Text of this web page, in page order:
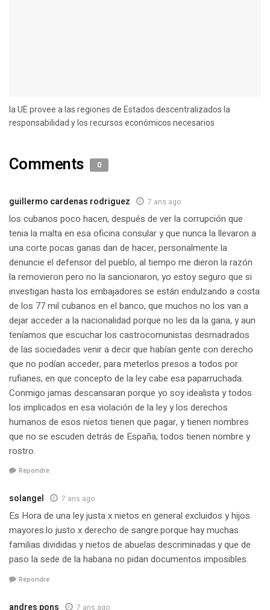
la UE provee a las regiones de Estados descentralizados la
responsabilidad y los recursos económicos necesarios
Comments 0
guillermo cardenas rodriguez 7 ans ago
los cubanos poco hacen, después de ver la corrupción que
tenia la malta en esa oficina consular y que nunca la llevaron a
una corte pocas ganas dan de hacer, personalmente la
denuncie el defensor del pueblo, al tiempo me dieron la razón
la removieron pero no la sancionaron, yo estoy seguro que si
investigan hasta los embajadores se están endulzando a costa
de los 77 mil cubanos en el banco, que muchos no los van a
dejar acceder a la nacionalidad porque no les da la gana, y aun
teníamos que escuchar los castrocomunistas desmadrados
de las sociedades venir a decir que habían gente con derecho
que no podían acceder, para meterlos presos a todos por
rufianes, en que concepto de la ley cabe esa paparruchada.
Conmigo jamas descansaran porque yo soy idealista y todos
los implicados en esa violación de la ley y los derechos
humanos de esos nietos tienen que pagar, y tienen nombres
que no se escuden detrás de España, todos tienen nombre y
rostro.
Répondre
solangel 7 ans ago
Es Hora de una ley justa x nietos en general excluidos y hijos
mayores.lo justo x derecho de sangre.porque hay muchas
familias divididas y nietos de abuelas descriminadas.y que de
paso la sede de la habana no pidan documentos imposibles.
Répondre
andres pons 7 ans ago